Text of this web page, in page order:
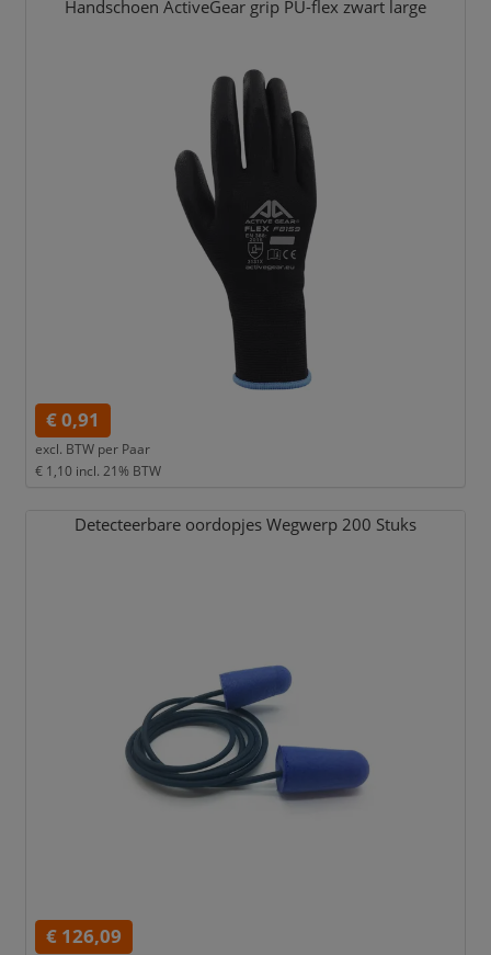
Handschoen ActiveGear grip PU-flex zwart large
€ 0,91
excl. BTW per Paar
€ 1,10 incl. 21% BTW
Detecteerbare oordopjes Wegwerp 200 Stuks
€ 126,09